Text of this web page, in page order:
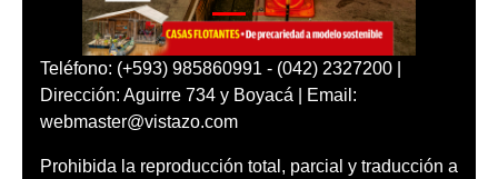
Teléfono: (+593) 985860991 - (042) 2327200 |
Dirección: Aguirre 734 y Boyacá | Email:
webmaster@vistazo.com
Prohibida la reproducción total, parcial y traducción a